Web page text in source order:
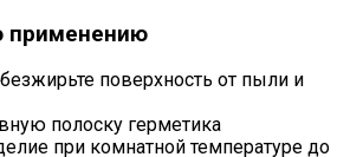
применению
поверхность от пыли и
полоску герметика
при комнатной температуре до